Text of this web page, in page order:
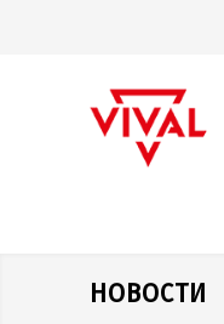
НОВОСТИ